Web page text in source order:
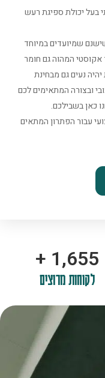
בעל יכולת ספיגת רעש
שמיועדים במיוחד
אקוסטי המהוה גם חומר
נעים גם מבחינת
ובצורה המתאימים לכם
כאן בשבילכם.
3318555 ליעוץ מקצועי עבור הפתרון המתאים
2,100
+
לקוחות מרוצים